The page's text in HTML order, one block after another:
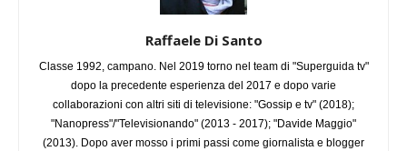
Raffaele Di Santo
Classe 1992, campano. Nel 2019 torno nel team di "Superguida tv"
dopo la precedente esperienza del 2017 e dopo varie
collaborazioni con altri siti di televisione: "Gossip e tv" (2018);
"Nanopress"/"Televisionando" (2013 - 2017); "Davide Maggio"
(2013). Dopo aver mosso i primi passi come giornalista e blogger